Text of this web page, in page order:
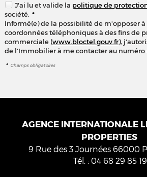
J'ai lu et valide la politique de
société. *
Informé(e) de la possibilité de m'opposer
coordonnées téléphoniques à des fins de
commerciale (www.bloctel.gouv.fr),
de l'Immobilier à me contacter au numéro
* Champs obligatoires
AGENCE INTERNATIONALE
PROPERTIES
9 Rue des 3 Journées 66000
Tél. : 04 68 29 85 19